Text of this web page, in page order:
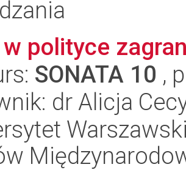
polityce
SONATA 10 ,
dr Alicja